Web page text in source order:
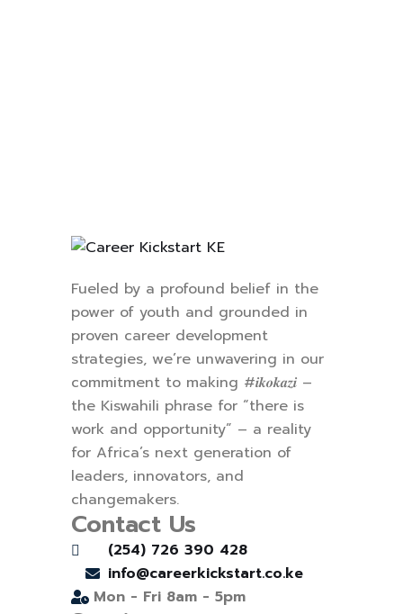
Fueled by a profound belief in the
power of youth and grounded in
proven career development
strategies, we’re unwavering in our
commitment to making #𝒊𝒌𝒐𝒌𝒂𝒛𝒊 –
the Kiswahili phrase for “there is
work and opportunity” – a reality
for Africa’s next generation of
leaders, innovators, and
changemakers.
Contact Us
(254) 726 390 428
info@careerkickstart.co.ke
Mon - Fri 8am - 5pm